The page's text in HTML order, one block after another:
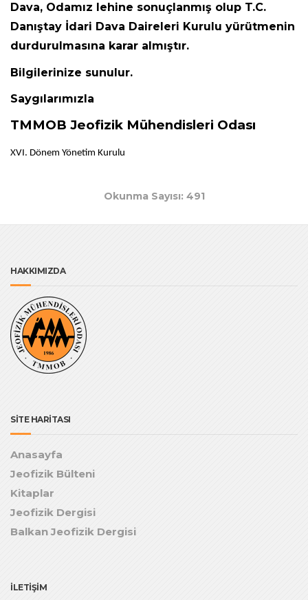
Dava, Odamız lehine sonuçlanmış olup T.C.
Danıştay İdari Dava Daireleri Kurulu yürütmenin
durdurulmasına karar almıştır.
Bilgilerinize sunulur.
Saygılarımızla
TMMOB Jeofizik Mühendisleri Odası
XVI. Dönem Yönetim Kurulu
Okunma Sayısı: 491
HAKKIMIZDA
SİTE HARİTASI
Anasayfa
Jeofizik Bülteni
Kitaplar
Jeofizik Dergisi
Balkan Jeofizik Dergisi
İLETİŞİM